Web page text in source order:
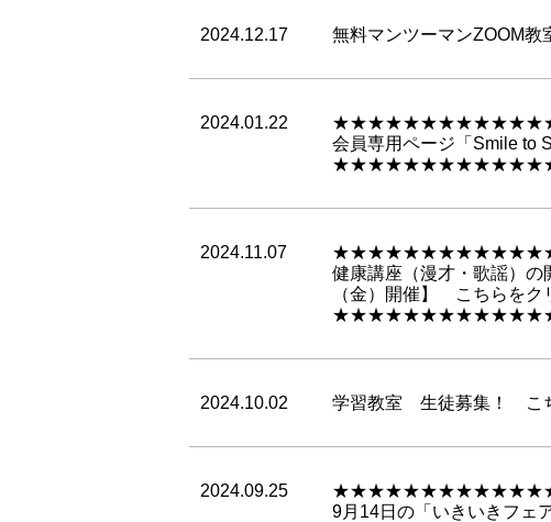
2024.12.17 無料マンツーマンZOOM教
2024.01.22
会員専用ページ「Smile
2024.11.07
健康講座（漫才・歌謡）の
（金）開催】 こちらを
2024.10.02 学習教室 生徒募集！ こ
2024.09.25
9月14日の「いきいきフェ